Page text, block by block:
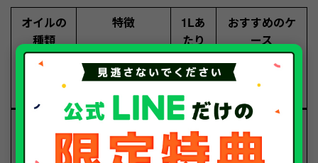
オイルの
種類
特徴
1Lあ
たり
の費
用相
おすすめのケ
ース
安価でベーシッ
ク。一般的な街
約500
円〜1,
コストを抑え
たい、近々売